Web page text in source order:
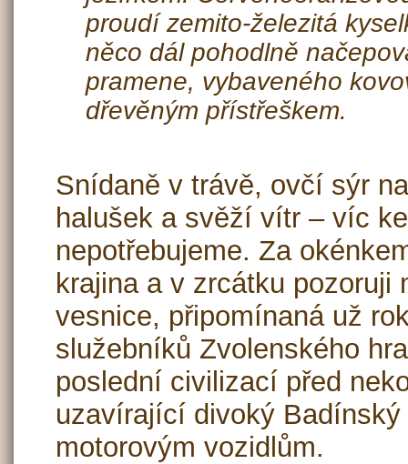
proudí zemito-železitá
něco dál pohodlně
pramene, vybaveného
dřevěným přístřeškem.
Snídaně v trávě, ovčí sýr
halušek a svěží vítr – víc
nepotřebujeme. Za
krajina a v zrcátku pozoruji
vesnice, připomínaná už
služebníků Zvolenského
poslední civilizací před
uzavírající divoký
motorovým vozidlům.